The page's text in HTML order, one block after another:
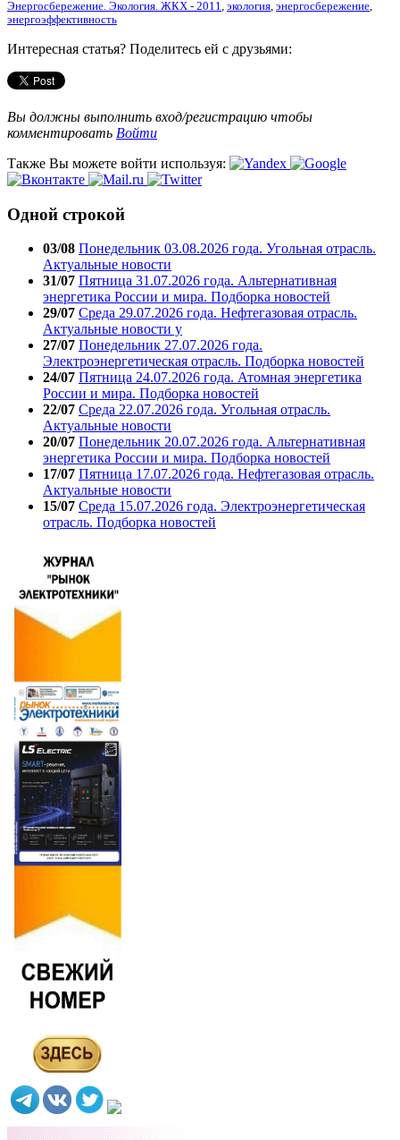
Энергосбережение. Экология. ЖКХ - 2011, экология, энергосбережение,
энергоэффективность
Интересная статья? Поделитесь ей с друзьями:
Вы должны выполнить вход/регистрацию чтобы
комментировать Войти
Также Вы можете войти используя:
Одной строкой
03/08 Понедельник 03.08.2026 года. Угольная отрасль.
Актуальные новости
31/07 Пятница 31.07.2026 года. Альтернативная
энергетика России и мира. Подборка новостей
29/07 Среда 29.07.2026 года. Нефтегазовая отрасль.
Актуальные новости у
27/07 Понедельник 27.07.2026 года.
Электроэнергетическая отрасль. Подборка новостей
24/07 Пятница 24.07.2026 года. Атомная энергетика
России и мира. Подборка новостей
22/07 Среда 22.07.2026 года. Угольная отрасль.
Актуальные новости
20/07 Понедельник 20.07.2026 года. Альтернативная
энергетика России и мира. Подборка новостей
17/07 Пятница 17.07.2026 года. Нефтегазовая отрасль.
Актуальные новости
15/07 Среда 15.07.2026 года. Электроэнергетическая
отрасль. Подборка новостей